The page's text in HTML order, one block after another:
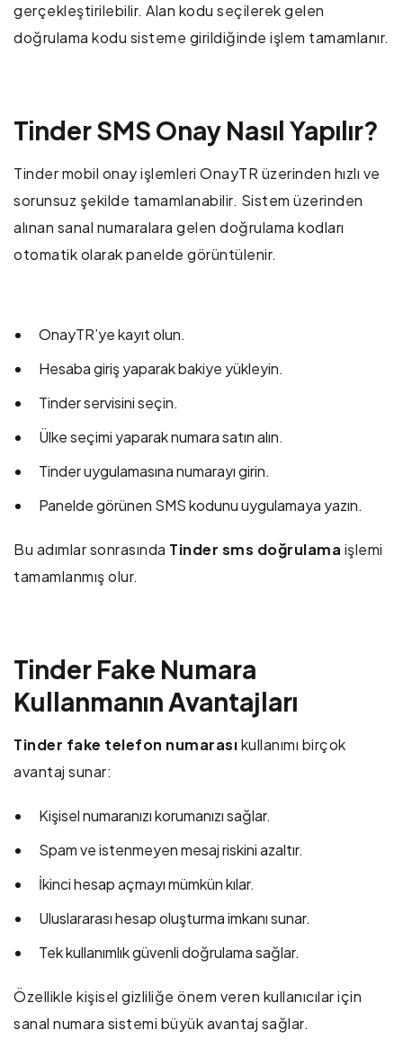
gerçekleştirilebilir. Alan kodu seçilerek gelen
doğrulama kodu sisteme girildiğinde işlem tamamlanır.
Tinder SMS Onay Nasıl Yapılır?
Tinder mobil onay işlemleri OnayTR üzerinden hızlı ve
sorunsuz şekilde tamamlanabilir. Sistem üzerinden
alınan sanal numaralara gelen doğrulama kodları
otomatik olarak panelde görüntülenir.
OnayTR’ye kayıt olun.
Hesaba giriş yaparak bakiye yükleyin.
Tinder servisini seçin.
Ülke seçimi yaparak numara satın alın.
Tinder uygulamasına numarayı girin.
Panelde görünen SMS kodunu uygulamaya yazın.
Bu adımlar sonrasında Tinder sms doğrulama işlemi
tamamlanmış olur.
Tinder Fake Numara
Kullanmanın Avantajları
Tinder fake telefon numarasıkullanımı birçok
avantaj sunar:
Kişisel numaranızı korumanızı sağlar.
Spam ve istenmeyen mesaj riskini azaltır.
İkinci hesap açmayı mümkün kılar.
Uluslararası hesap oluşturma imkanı sunar.
Tek kullanımlık güvenli doğrulama sağlar.
Özellikle kişisel gizliliğe önem veren kullanıcılar için
sanal numara sistemi büyük avantaj sağlar.